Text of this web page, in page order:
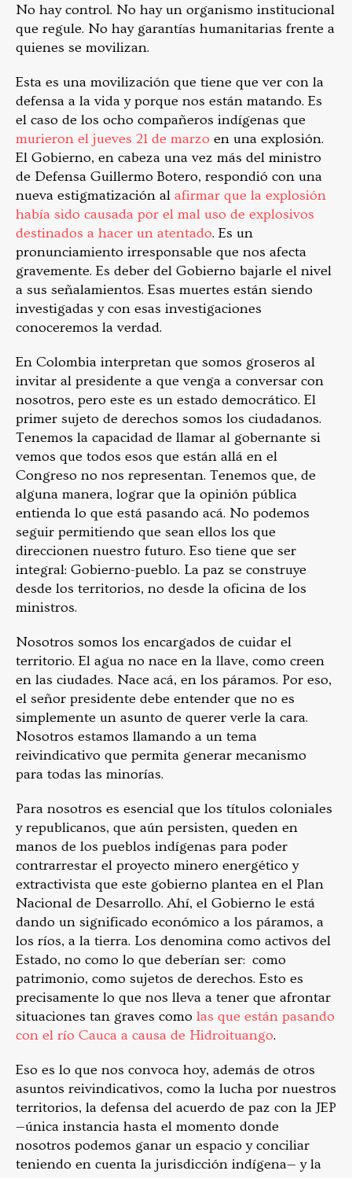
No hay control. No hay un organismo institucional
que regule. No hay garantías humanitarias frente a
quienes se movilizan.
Esta es una movilización que tiene que ver con la
defensa a la vida y porque nos están matando. Es
el caso de los ocho compañeros indígenas que
murieron el jueves 21 de marzo en una explosión.
El Gobierno, en cabeza una vez más del ministro
de Defensa Guillermo Botero, respondió con una
nueva estigmatización al afirmar que la explosión
había sido causada por el mal uso de explosivos
destinados a hacer un atentado. Es un
pronunciamiento irresponsable que nos afecta
gravemente. Es deber del Gobierno bajarle el nivel
a sus señalamientos. Esas muertes están siendo
investigadas y con esas investigaciones
conoceremos la verdad.
En Colombia interpretan que somos groseros al
invitar al presidente a que venga a conversar con
nosotros, pero este es un estado democrático. El
primer sujeto de derechos somos los ciudadanos.
Tenemos la capacidad de llamar al gobernante si
vemos que todos esos que están allá en el
Congreso no nos representan. Tenemos que, de
alguna manera, lograr que la opinión pública
entienda lo que está pasando acá. No podemos
seguir permitiendo que sean ellos los que
direccionen nuestro futuro. Eso tiene que ser
integral: Gobierno-pueblo. La paz se construye
desde los territorios, no desde la oficina de los
ministros.
Nosotros somos los encargados de cuidar el
territorio. El agua no nace en la llave, como creen
en las ciudades. Nace acá, en los páramos. Por eso,
el señor presidente debe entender que no es
simplemente un asunto de querer verle la cara.
Nosotros estamos llamando a un tema
reivindicativo que permita generar mecanismo
para todas las minorías.
Para nosotros es esencial que los títulos coloniales
y republicanos, que aún persisten, queden en
manos de los pueblos indígenas para poder
contrarrestar el proyecto minero energético y
extractivista que este gobierno plantea en el Plan
Nacional de Desarrollo. Ahí, el Gobierno le está
dando un significado económico a los páramos, a
los ríos, a la tierra. Los denomina como activos del
Estado, no como lo que deberían ser: como
patrimonio, como sujetos de derechos. Esto es
precisamente lo que nos lleva a tener que afrontar
situaciones tan graves como las que están pasando
con el río Cauca a causa de Hidroituango.
Eso es lo que nos convoca hoy, además de otros
asuntos reivindicativos, como la lucha por nuestros
territorios, la defensa del acuerdo de paz con la JEP
—única instancia hasta el momento donde
nosotros podemos ganar un espacio y conciliar
teniendo en cuenta la jurisdicción indígena— y la